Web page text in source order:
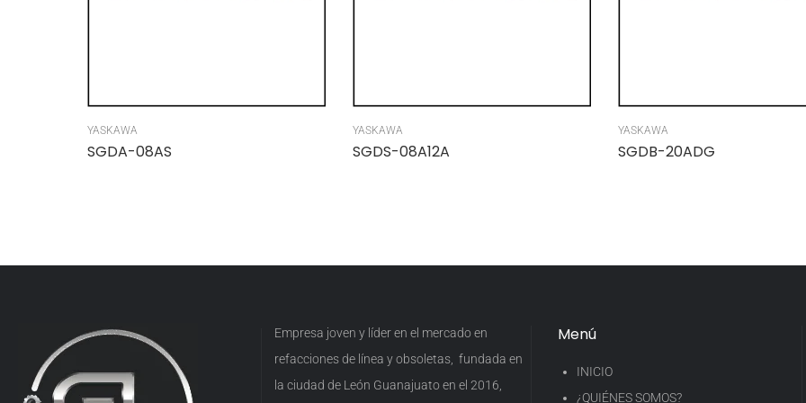
YASKAWA
SGDA-08AS
YASKAWA
SGDS-08A12A
YASKAWA
SGDB-20ADG
Empresa joven y líder en el mercado en
refacciones de línea y obsoletas, fundada en
la ciudad de León Guanajuato en el 2016,
Menú
INICIO
¿QUIÉNES SOMOS?